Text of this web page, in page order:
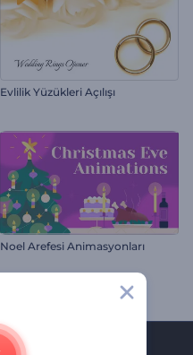
Evlilik Yüzükleri Açılışı
Noel Arefesi Animasyonları